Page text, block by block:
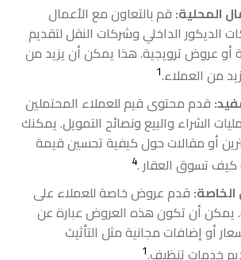
المحلية: قم بالتعاون مع الأعمال
الديكور الداخلي وشركات النقل لتقديم
عروض ترويجية. هذا يمكن أن يزيد من
من العملاء.1
قدم محتوى قيم للعملاء المحتملين
الشراء والبيع ونصائح التمويل. يمكنك
أو مقالات حول كيفية تحسين قيمة
كيف تسوق العقار .4
الخاصة: قدم عروض خاصة للعملاء على
يمكن أن تكون هذه العروض عبارة عن
أو إضافات مجانية مثل التأثيث
خدمات تنظيف.1